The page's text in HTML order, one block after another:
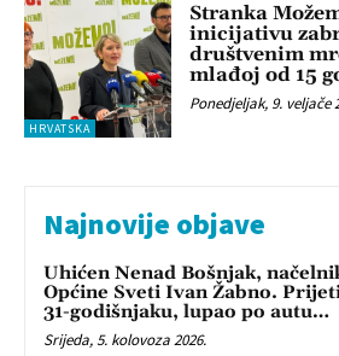
HRVATSKA
Stranka
inicijativu
društvenim
mlađoj od 15
Ponedjeljak, 9. veljače
Najnovije objave
Uhićen Nenad Bošnjak,
Općine Sveti Ivan Žabno.
31-godišnjaku, lupao po autu…
Srijeda, 5. kolovoza 2026.